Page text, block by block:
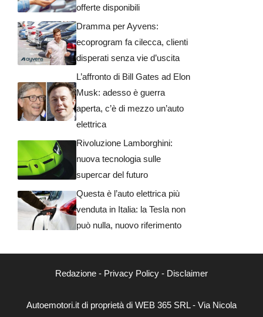
offerte disponibili
Dramma per Ayvens:
ecoprogram fa cilecca, clienti
disperati senza vie d’uscita
L’affronto di Bill Gates ad Elon
Musk: adesso è guerra
aperta, c’è di mezzo un’auto
elettrica
Rivoluzione Lamborghini:
nuova tecnologia sulle
supercar del futuro
Questa è l’auto elettrica più
venduta in Italia: la Tesla non
può nulla, nuovo riferimento
Redazione - Privacy Policy - Disclaimer
Autoemotori.it di proprietà di WEB 365 SRL - Via Nicola